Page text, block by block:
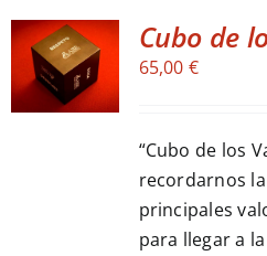
ADD TO
CART /
DETALLES
Cubo de
65,00 €
“Cubo de los
recordarnos
principales
para llegar a